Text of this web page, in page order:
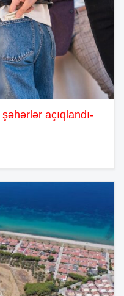
açıqlandı-